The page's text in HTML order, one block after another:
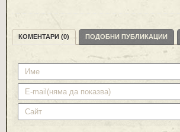
КОМЕНТАРИ (0) ПОДОБНИ ПУБЛИКАЦИИ